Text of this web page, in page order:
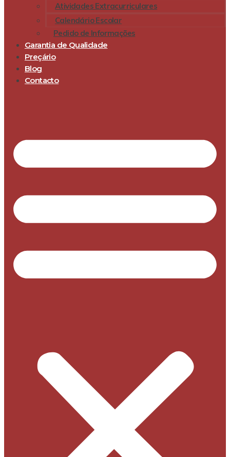
Atividades Extracurriculares
Calendário Escolar
Pedido de Informações
Garantia de Qualidade
Preçário
Blog
Contacto